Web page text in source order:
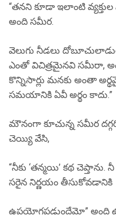
“తనని కూడా ఇలాంటి
అంది సమీర.
వెలుగు నీడలు
ఎంతో విచిత్రమైనవి సమీరా,
కొన్నిసార్లు మనకు అంతా
సమయానికి ఏవీ అర్థం
మౌనంగా కూచున్న సమీర
చెయ్యి వేసి,
“నీకు ‘తన్మయి’ కథ చెప్తాను.
సరైన నిర్ణయం తీసుకోవడానికి
ఉపయోగపడ్తుందేమో” అంది